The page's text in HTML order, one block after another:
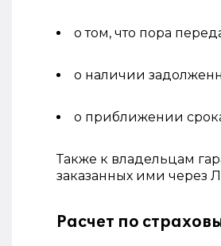
о том, что пора
о наличии
о приближении
Также к владельцам
заказанных ими через
Расчет по